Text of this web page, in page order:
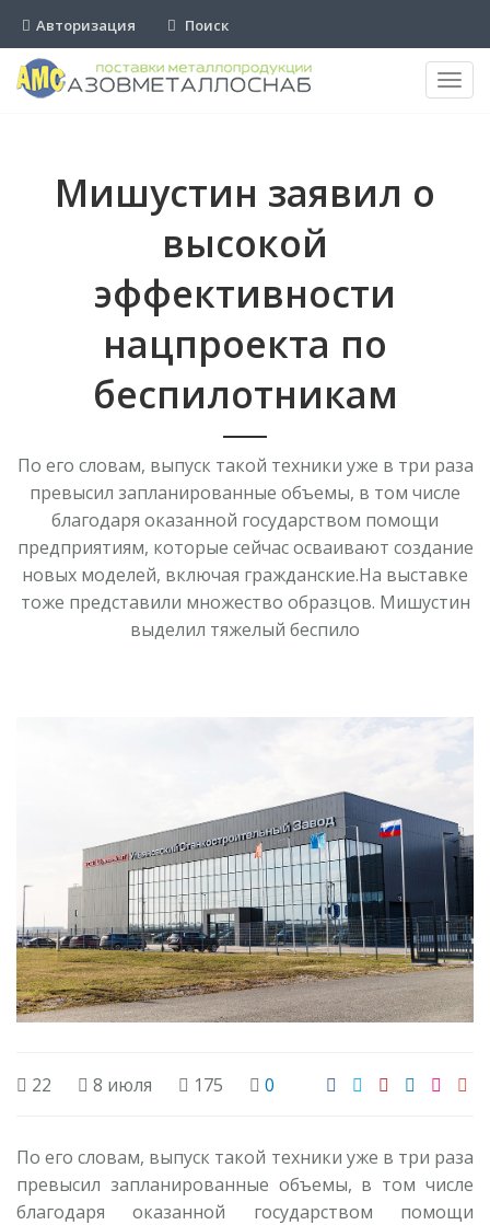
Авторизация Поиск
Мишустин заявил о
высокой
эффективности
нацпроекта по
беспилотникам
По его словам, выпуск такой техники уже в три раза
превысил запланированные объемы, в том числе
благодаря оказанной государством помощи
предприятиям, которые сейчас осваивают создание
новых моделей, включая гражданские.На выставке
тоже представили множество образцов. Мишустин
выделил тяжелый беспило
22 8 июля 175 0
По его словам, выпуск такой техники уже в три раза
превысил запланированные объемы, в том числе
благодаря оказанной государством помощи